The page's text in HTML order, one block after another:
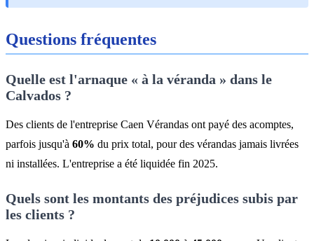
Questions fréquentes
Quelle est l'arnaque « à la véranda » dans le
Calvados ?
Des clients de l'entreprise Caen Vérandas ont payé des acomptes,
parfois jusqu'à 60% du prix total, pour des vérandas jamais livrées
ni installées. L'entreprise a été liquidée fin 2025.
Quels sont les montants des préjudices subis par
les clients ?